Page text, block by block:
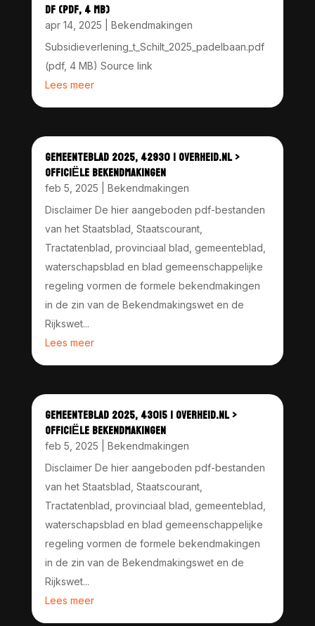
DF (PDF, 4 MB)
apr 14, 2025
Bekendmakingen
Subsidieverlening_t_Schilt_2025_padelbaan.pdf
(pdf, 4 MB) Source link
Lees meer
GEMEENTEBLAD 2025, 42930 | OVERHEID.NL >
OFFICIËLE BEKENDMAKINGEN
feb 5, 2025
Bekendmakingen
Disclaimer De hier aangeboden pdf-bestanden
van het Staatsblad, Staatscourant,
Tractatenblad, provinciaal blad, gemeenteblad,
waterschapsblad en blad gemeenschappelijke
regeling vormen de formele bekendmakingen
in de zin van de Bekendmakingswet en de
Rijkswet...
Lees meer
GEMEENTEBLAD 2025, 43015 | OVERHEID.NL >
OFFICIËLE BEKENDMAKINGEN
feb 5, 2025
Bekendmakingen
Disclaimer De hier aangeboden pdf-bestanden
van het Staatsblad, Staatscourant,
Tractatenblad, provinciaal blad, gemeenteblad,
waterschapsblad en blad gemeenschappelijke
regeling vormen de formele bekendmakingen
in de zin van de Bekendmakingswet en de
Rijkswet...
Lees meer